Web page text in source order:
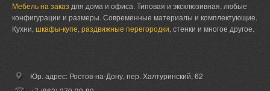
Мебель на заказ для дома и офиса. Типовая и эксклюзивная, любые
конфигурации и размеры. Современные материалы и комплектующие.
Кухни, шкафы-купе, раздвижные перегородки, стенки и многое другое.
Юр. адрес: Ростов-на-Дону, пер. Халтуринский, 62